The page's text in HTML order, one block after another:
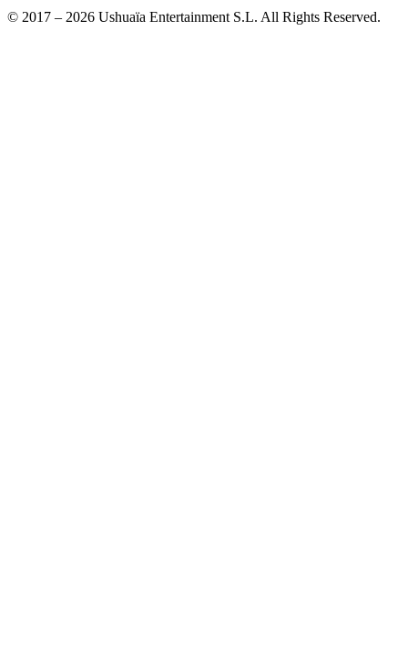
© 2017 – 2026 Ushuaïa Entertainment S.L. All Rights Reserved.